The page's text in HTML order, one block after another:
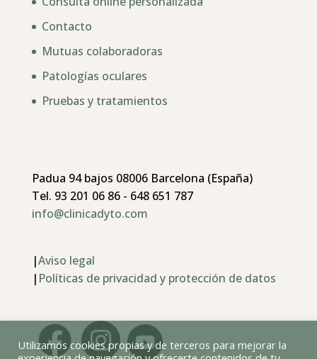
Contacto
Mutuas colaboradoras
Patologías oculares
Pruebas y tratamientos
Padua 94 bajos 08006 Barcelona (España)
Tel. 93 201 06 86 - 648 651 787
info@clinicadyto.com
|Aviso legal
| Políticas de privacidad y protección de datos
Utilizamos cookies propias y de terceros para mejorar la